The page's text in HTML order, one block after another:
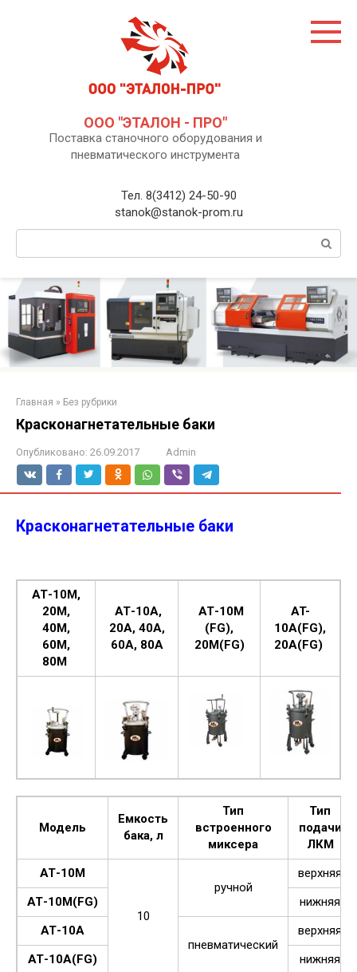
ООО "ЭТАЛОН - ПРО"
Поставка станочного оборудования и
пневматического инструмента
Тел. 8(3412) 24-50-90
stanok@stanok-prom.ru
Главная » Без рубрики
Красконагнетательные баки
Опубликовано: 26.09.2017 Admin
Красконагнетательные баки
АТ-10М,
20М,
40М,
60М,
80М
АТ-10А,
20А, 40А,
60А, 80А
АТ-10М
(FG),
20М(FG)
AT-
10A(FG),
20А(FG)
Модель
Емкость
бака, л
Тип
встроенного
миксера
Тип
подачи
ЛКМ
АТ-10М
10
ручной
верхняя
АТ-10М(FG)
нижняя
АТ-10А
пневматический
верхняя
АТ-10А(FG)
нижняя